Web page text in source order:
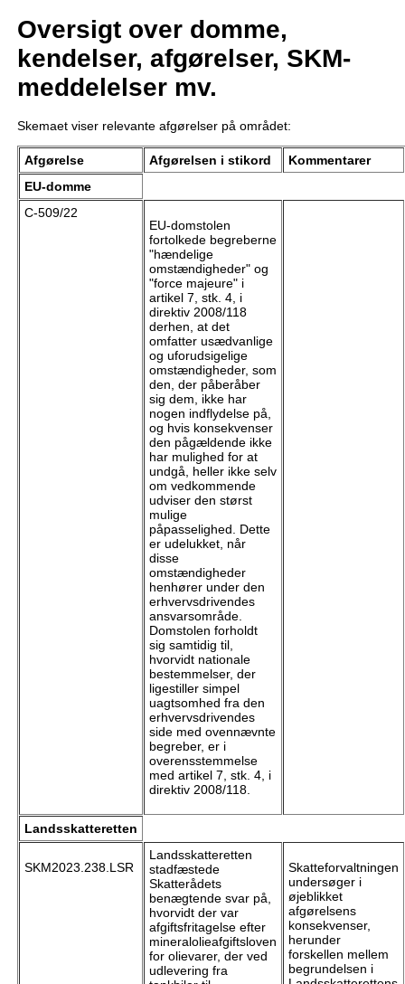
Oversigt over domme,
kendelser, afgørelser, SKM-
meddelelser mv.
Skemaet viser relevante afgørelser på området:
Afgørelse Afgørelsen i stikord
Kommentarer
EU-domme
C-509/22
EU-domstolen
fortolkede begreberne
"hændelige
omstændigheder" og
"force majeure" i
artikel 7, stk. 4, i
direktiv 2008/118
derhen, at det
omfatter usædvanlige
og uforudsigelige
omstændigheder, som
den, der påberåber
sig dem, ikke har
nogen indflydelse på,
og hvis konsekvenser
den pågældende ikke
har mulighed for at
undgå, heller ikke selv
om vedkommende
udviser den størst
mulige
påpasselighed. Dette
er udelukket, når
disse
omstændigheder
henhører under den
erhvervsdrivendes
ansvarsområde.
Domstolen forholdt
sig samtidig til,
hvorvidt nationale
bestemmelser, der
ligestiller simpel
uagtsomhed fra den
erhvervsdrivendes
side med ovennævnte
begreber, er i
overensstemmelse
med artikel 7, stk. 4, i
direktiv 2008/118.
Landsskatteretten
SKM2023.238.LSR
Landsskatteretten
stadfæstede
Skatterådets
benægtende svar på,
hvorvidt der var
afgiftsfritagelse efter
mineralolieafgiftsloven
for olievarer, der ved
udlevering fra
Skatteforvaltningen
undersøger i
øjeblikket
afgørelsens
konsekvenser,
herunder
forskellen mellem
begrundelsen i